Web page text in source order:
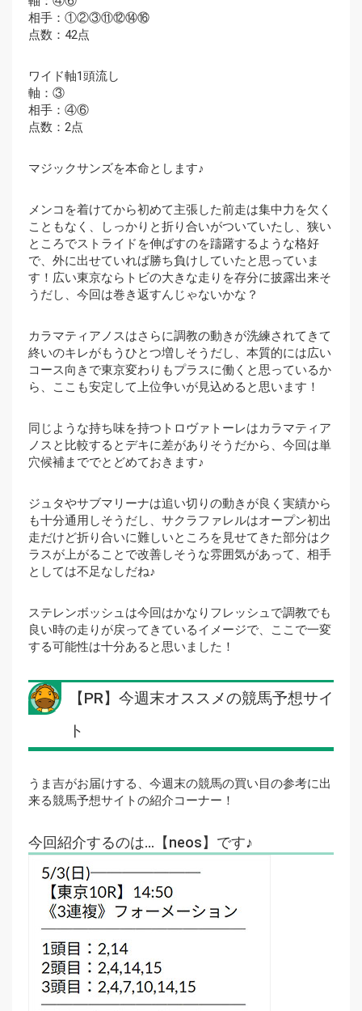
相手：①②③⑪⑫⑭⑯
点数：42点
ワイド軸1頭流し
軸：③
相手：④⑥
点数：2点
マジックサンズを本命とします♪
メンコを着けてから初めて主張した前走は集中力を欠く
こともなく、しっかりと折り合いがついていたし、狭い
ところでストライドを伸ばすのを躊躇するような格好
で、外に出せていれば勝ち負けしていたと思っていま
す！広い東京ならトビの大きな走りを存分に披露出来そ
うだし、今回は巻き返すんじゃないかな？
カラマティアノスはさらに調教の動きが洗練されてきて
終いのキレがもうひとつ増しそうだし、本質的には広い
コース向きで東京変わりもプラスに働くと思っているか
ら、ここも安定して上位争いが見込めると思います！
同じような持ち味を持つトロヴァトーレはカラマティア
ノスと比較するとデキに差がありそうだから、今回は単
穴候補まででとどめておきます♪
ジュタやサブマリーナは追い切りの動きが良く実績から
も十分通用しそうだし、サクラファレルはオープン初出
走だけど折り合いに難しいところを見せてきた部分はク
ラスが上がることで改善しそうな雰囲気があって、相手
としては不足なしだね♪
ステレンボッシュは今回はかなりフレッシュで調教でも
良い時の走りが戻ってきているイメージで、ここで一変
する可能性は十分あると思いました！
【PR】今週末オススメの競馬予想サイ
ト
うま吉がお届けする、今週末の競馬の買い目の参考に出
来る競馬予想サイトの紹介コーナー！
今回紹介するのは…【neos】です♪